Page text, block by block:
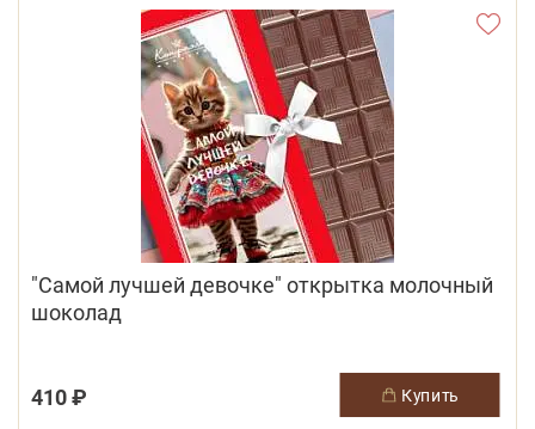
"Самой лучшей девочке" открытка молочный
шоколад
410 ₽ купить